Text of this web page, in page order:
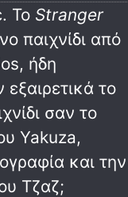
Το Stranger
παιχνίδι από
ήδη
το
σαν το
Yakuza,
και την
Τζαζ;